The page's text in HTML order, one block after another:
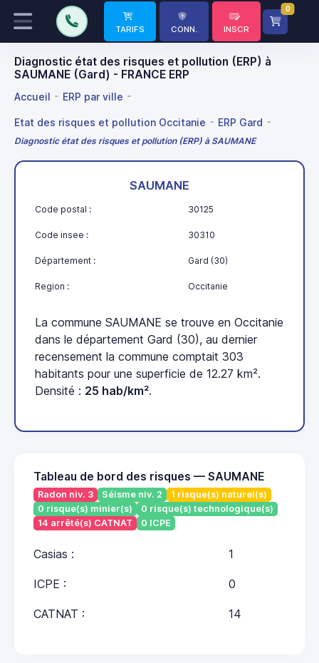
TARIFS CONN. INSCR
0
Diagnostic état des risques et pollution (ERP) à
SAUMANE (Gard) - FRANCE ERP
Accueil ERP par ville
Etat des risques et pollution Occitanie ERP Gard
Diagnostic état des risques et pollution (ERP) à SAUMANE
SAUMANE
Code postal : 30125
Code insee : 30310
Département : Gard (30)
Region : Occitanie
La commune SAUMANE se trouve en Occitanie
dans le département Gard (30), au dernier
recensement la commune comptait 303
habitants pour une superficie de 12.27 km².
Densité : 25 hab/km².
Tableau de bord des risques — SAUMANE
Radon niv. 3 Séisme niv. 2
1 risque(s) naturel(s)
0 risque(s) minier(s)
0 risque(s) technologique(s)
14 arrêté(s) CATNAT
0 ICPE
Casias : 1
ICPE : 0
CATNAT : 14